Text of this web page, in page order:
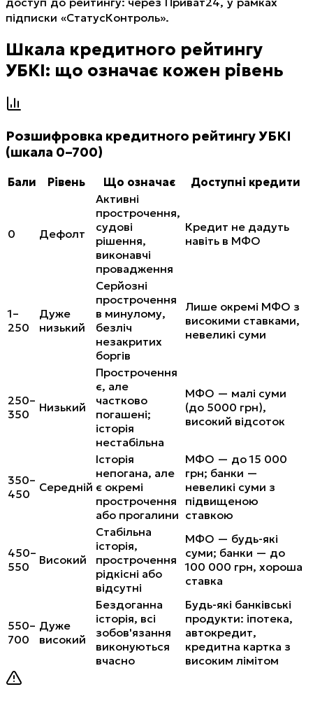
підписки «СтатусКонтроль».
Шкала кредитного рейтингу
УБКІ: що означає кожен рівень
Розшифровка кредитного рейтингу УБКІ
(шкала 0–700)
Бали Рівень Що означає Доступні кредити
0 Дефолт
Активні
прострочення,
судові
рішення,
виконавчі
провадження
Кредит не дадуть
навіть в МФО
1–
250
Дуже
низький
Серйозні
прострочення
в минулому,
безліч
незакритих
боргів
Лише окремі МФО з
високими ставками,
невеликі суми
250–
350
Низький
Прострочення
є, але
частково
погашені;
історія
нестабільна
МФО — малі суми
(до 5000 грн),
високий відсоток
350–
450
Середній
Історія
непогана, але
є окремі
прострочення
або прогалини
МФО — до 15 000
грн; банки —
невеликі суми з
підвищеною
ставкою
450–
550
Високий
Стабільна
історія,
прострочення
рідкісні або
відсутні
МФО — будь-які
суми; банки — до
100 000 грн, хороша
ставка
550–
700
Дуже
високий
Бездоганна
історія, всі
зобов'язання
виконуються
вчасно
Будь-які банківські
продукти: іпотека,
автокредит,
кредитна картка з
високим лімітом